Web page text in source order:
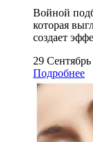
Войной
которая
создает
29
Подробнее